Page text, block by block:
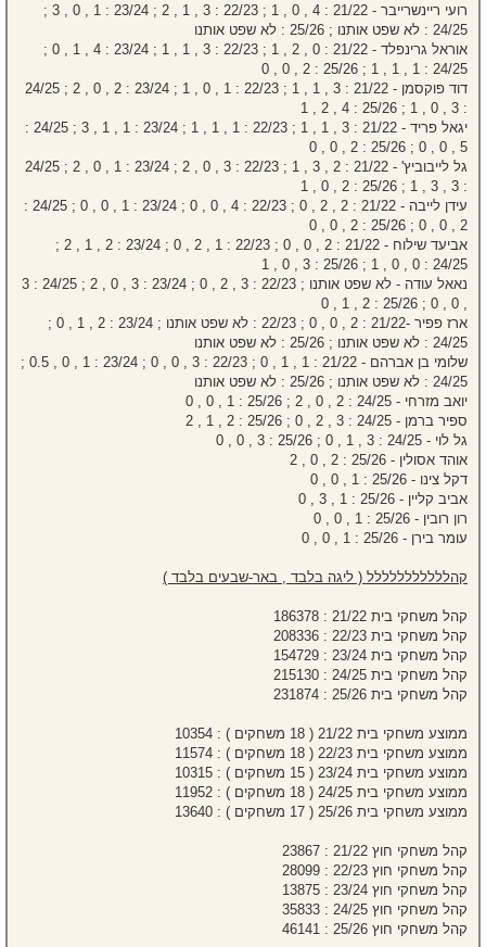
רועי ריינשרייבר - 21/22 : 4 , 0 , 1 ; 22/23 : 3 , 1 , 2 ; 23/24 : 1 , 0 , 3 ;
24/25 : לא שפט אותנו ; 25/26 : לא שפט אותנו
אוראל גרינפלד - 21/22 : 0 , 2 , 1 ; 22/23 : 3 , 1 , 1 ; 23/24 : 4 , 1 , 0 ;
24/25 : 1 , 1 , 1 ; 25/26 : 2 , 0 , 0
דוד פוקסמן - 21/22 : 3 , 1 , 1 ; 22/23 : 1 , 0 , 1 ; 23/24 : 2 , 0 , 2 ; 24/25
: 3 , 0 , 1 ; 25/26 : 4 , 2 , 1
יגאל פריד - 21/22 : 3 , 1 , 1 ; 22/23 : 1 , 1 , 1 ; 23/24 : 1 , 1 , 3 ; 24/25 :
5 , 0 , 0 ; 25/26 : 2 , 0 , 0
גל לייבוביץ' - 21/22 : 2 , 3 , 1 ; 22/23 : 3 , 0 , 2 ; 23/24 : 1 , 0 , 2 ; 24/25
: 3 , 3 , 1 ; 25/26 : 2 , 0 , 1
עידן לייבה - 21/22 : 2 , 2 , 0 ; 22/23 : 4 , 0 , 0 ; 23/24 : 1 , 0 , 0 ; 24/25 :
2 , 0 , 0 ; 25/26 : 2 , 0 , 0
אביעד שילוח - 21/22 : 2 , 0 , 0 ; 22/23 : 1 , 2 , 0 ; 23/24 : 2 , 1 , 2 ;
24/25 : 0 , 0 , 1 ; 25/26 : 3 , 0 , 1
נאאל עודה - לא שפט אותנו ; 22/23 : 3 , 2 , 0 ; 23/24 : 3 , 0 , 2 ; 24/25 : 3
ארז פפיר -21/22 : 2 , 0 , 0 ; 22/23 : לא שפט אותנו ; 23/24 : 2 , 1 , 0 ;
24/25 : לא שפט אותנו ; 25/26 : לא שפט אותנו
שלומי בן אברהם - 21/22 : 1 , 1 , 0 ; 22/23 : 3 , 0 , 0 ; 23/24 : 1 , 0 , 0.5 ;
24/25 : לא שפט אותנו ; 25/26 : לא שפט אותנו
יואב מזרחי - 24/25 : 2 , 0 , 2 ; 25/26 : 1 , 0 , 0
ספיר ברמן - 24/25 : 3 , 2 , 0 ; 25/26 : 2 , 1 , 2
גל לוי - 24/25 : 3 , 1 , 0 ; 25/26 : 3 , 0 , 0
אוהד אסולין - 25/26 : 2 , 0 , 2
דקל צינו - 25/26 : 1 , 0 , 0
אביב קליין - 25/26 : 1 , 3 , 0
רון רובין - 25/26 : 1 , 0 , 0
עומר בירן - 25/26 : 1 , 0 , 0
קהללללללללללל ( ליגה בלבד , באר-שבעים בלבד )
קהל משחקי בית 21/22 : 186378
קהל משחקי בית 22/23 : 208336
קהל משחקי בית 23/24 : 154729
קהל משחקי בית 24/25 : 215130
קהל משחקי בית 25/26 : 231874
ממוצע משחקי בית 21/22 ( 18 משחקים ) : 10354
ממוצע משחקי בית 22/23 ( 18 משחקים ) : 11574
ממוצע משחקי בית 23/24 ( 15 משחקים ) : 10315
ממוצע משחקי בית 24/25 ( 18 משחקים ) : 11952
ממוצע משחקי בית 25/26 ( 17 משחקים ) : 13640
קהל משחקי חוץ 21/22 : 23867
קהל משחקי חוץ 22/23 : 28099
קהל משחקי חוץ 23/24 : 13875
קהל משחקי חוץ 24/25 : 35833
קהל משחקי חוץ 25/26 : 46141